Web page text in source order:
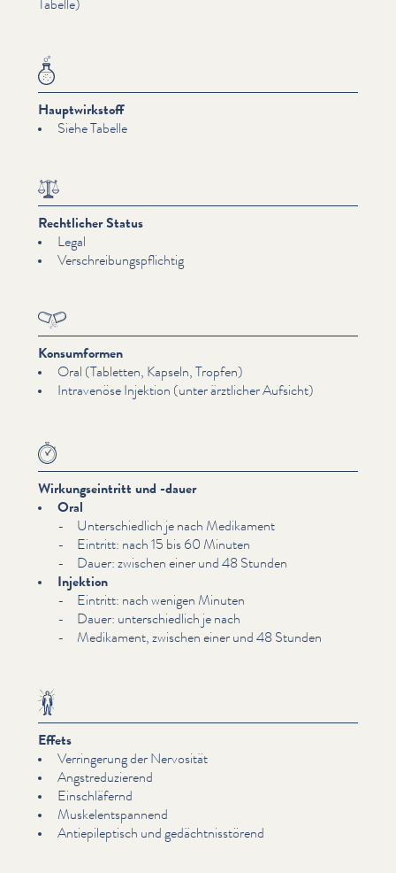
Hauptwirkstoff
Siehe Tabelle
Rechtlicher Status
Legal
Ver­schrei­bungspflichtig
Konsumformen
Oral (Tabletten, Kapseln, Tropfen)
Intravenöse Injektion (unter ärztlicher Aufsicht)
Wirkungseintritt und -dauer
Oral
Unter­schiedlich je nach Medikament
Eintritt: nach 15 bis 60 Minuten
Dauer: zwischen einer und 48 Stunden
Injektion
Eintritt: nach wenigen Minuten
Dauer: unter­schiedlich je nach
Medikament, zwischen einer und 48 Stunden
Effets
Ver­ringerung der Nervosität
Angstre­duzierend
Ein­schläfer­nd
Muske­lentspan­nend
Antiepilep­tisch und gedächt­nis­störend